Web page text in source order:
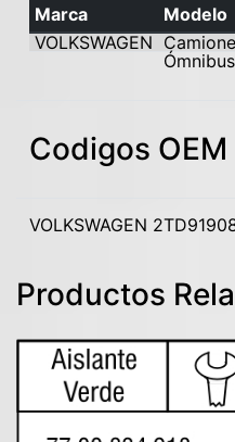
Marca Modelo
VOLKSWAGEN
Ómnibus
Codigos OEM
VOLKSWAGEN
Productos